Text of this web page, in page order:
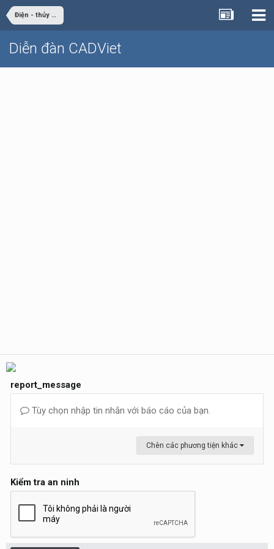
Điện - thủy điện
Diễn đàn CADViet
report_message
Tùy chọn nhập tin nhắn với báo cáo của bạn.
Chèn các phương tiện khác
Kiểm tra an ninh